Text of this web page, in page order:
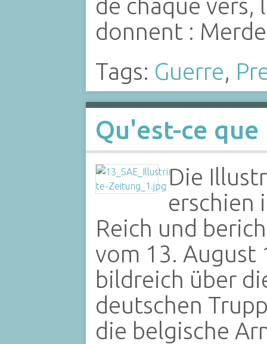
de chaque
donnent :
Tags: Guerre,
Qu'est-ce que
Die
erschien
Reich und
vom 13. August
bildreich über
deutschen
die belgische